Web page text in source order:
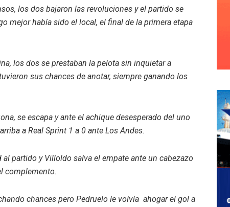
los dos bajaron las revoluciones y el partido se
mejor había sido el local, el final de la primera etapa
los dos se prestaban la pelota sin inquietar a
sus chances de anotar, siempre ganando los
se escapa y ante el achique desesperado del uno
a Real Sprint 1 a 0 ante Los Andes.
partido y Villoldo salva el empate ante un cabezazo
complemento.
chances pero Pedruelo le volvía ahogar el gol a